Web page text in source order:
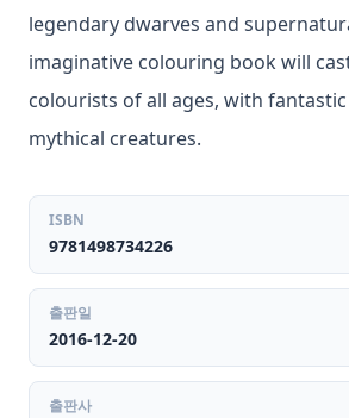
legendary dwarves and
imaginative colouring book will
colourists of all ages, with
mythical creatures.
ISBN
9781498734226
출판일
2016-12-20
출판사